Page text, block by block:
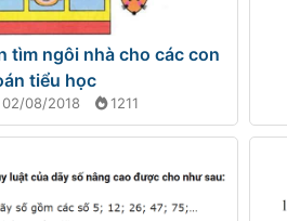
tìm ngôi nhà cho các con
tiểu học
02/08/2018 1211